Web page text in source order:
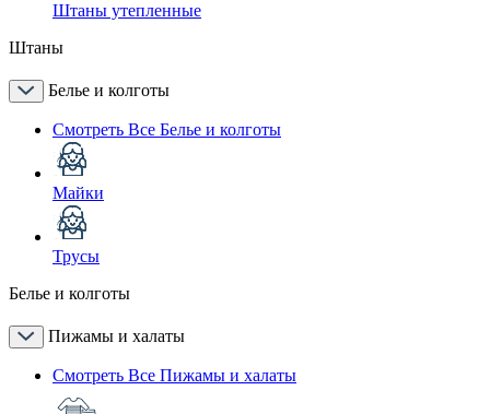
Штаны утепленные
Штаны
Белье и колготы
Смотреть Все Белье и колготы
Майки
Трусы
Белье и колготы
Пижамы и халаты
Смотреть Все Пижамы и халаты